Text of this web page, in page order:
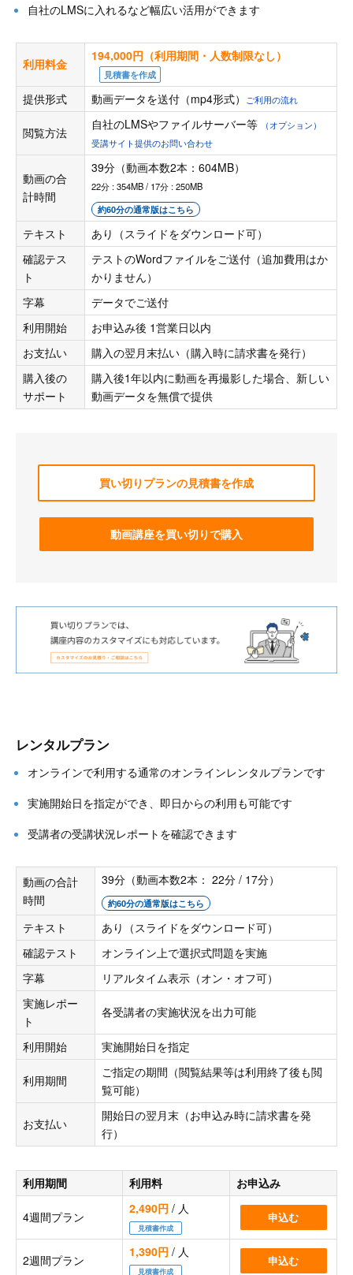
自社のLMSに入れるなど幅広い活用ができます
利用料金
194,000円（利用期間・人数制限なし）
見積書を作成
提供形式 動画データを送付（mp4形式） ご利用の流れ
閲覧方法
自社のLMSやファイルサーバー等
（オプション）
受講サイト提供のお問い合わせ
動画の合
計時間
39分（動画本数2本：604MB）
22分 : 354MB / 17分 : 250MB
約60分の通常版はこちら
テキスト
あり（スライドをダウンロード可）
確認テス
ト
テストのWordファイルをご送付（追加費用はか
かりません）
字幕
データでご送付
利用開始
お申込み後 1営業日以内
お支払い
購入の翌月末払い（購入時に請求書を発行）
購入後の
サポート
購入後1年以内に動画を再撮影した場合、新しい
動画データを無償で提供
買い切りプランの見積書を作成
動画講座を買い切りで購入
レンタルプラン
オンラインで利用する通常のオンラインレンタルプランです
実施開始日を指定ができ、即日からの利用も可能です
受講者の受講状況レポートを確認できます
動画の合計
時間
39分（動画本数2本： 22分 / 17分）
約60分の通常版はこちら
テキスト
あり（スライドをダウンロード可）
確認テスト
オンライン上で選択式問題を実施
字幕
リアルタイム表示（オン・オフ可）
実施レポー
ト
各受講者の実施状況を出力可能
利用開始 実施開始日を指定
利用期間
ご指定の期間（閲覧結果等は利用終了後も閲
覧可能）
お支払い
開始日の翌月末（お申込み時に請求書を発
行）
利用期間 利用料 お申込み
4週間プラン
2,490円 / 人
見積書作成
申込む
2週間プラン
1,390円 / 人
見積書作成
申込む